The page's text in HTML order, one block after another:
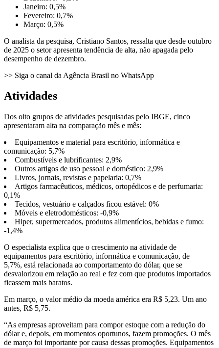
Janeiro: 0,5%
Fevereiro: 0,7%
Março: 0,5%
O analista da pesquisa, Cristiano Santos, ressalta que desde outubro
de 2025 o setor apresenta tendência de alta, não apagada pelo
desempenho de dezembro.
>> Siga o canal da Agência Brasil no WhatsApp
Atividades
Dos oito grupos de atividades pesquisadas pelo IBGE, cinco
apresentaram alta na comparação mês e mês:
Equipamentos e material para escritório, informática e
comunicação: 5,7%
Combustíveis e lubrificantes: 2,9%
Outros artigos de uso pessoal e doméstico: 2,9%
Livros, jornais, revistas e papelaria: 0,7%
Artigos farmacêuticos, médicos, ortopédicos e de perfumaria:
0,1%
Tecidos, vestuário e calçados ficou estável: 0%
Móveis e eletrodomésticos: -0,9%
Hiper, supermercados, produtos alimentícios, bebidas e fumo:
-1,4%
O especialista explica que o crescimento na atividade de
equipamentos para escritório, informática e comunicação, de
5,7%, está relacionada ao comportamento do dólar, que se
desvalorizou em relação ao real e fez com que produtos importados
ficassem mais baratos.
Em março, o valor médio da moeda américa era R$ 5,23. Um ano
antes, R$ 5,75.
“As empresas aproveitam para compor estoque com a redução do
dólar e, depois, em momentos oportunos, fazem promoções. O mês
de março foi importante por causa dessas promoções. Equipamentos